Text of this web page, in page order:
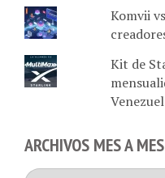
Komvii
Kit de
ARCHIVOS MES A MES
Archivos